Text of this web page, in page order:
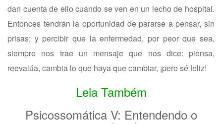
dan cuenta de ello cuando se ven en un lecho de hospital.
Entonces tendrán la oportunidad de pararse a pensar, sin
prisas; y percibir que la enfermedad, por peor que sea,
siempre nos trae un mensaje que nos dice: piensa,
reevalúa, cambia lo que haya que cambiar, ¡pero sé feliz!
Leia Também
Psicossomática V: Entendendo o